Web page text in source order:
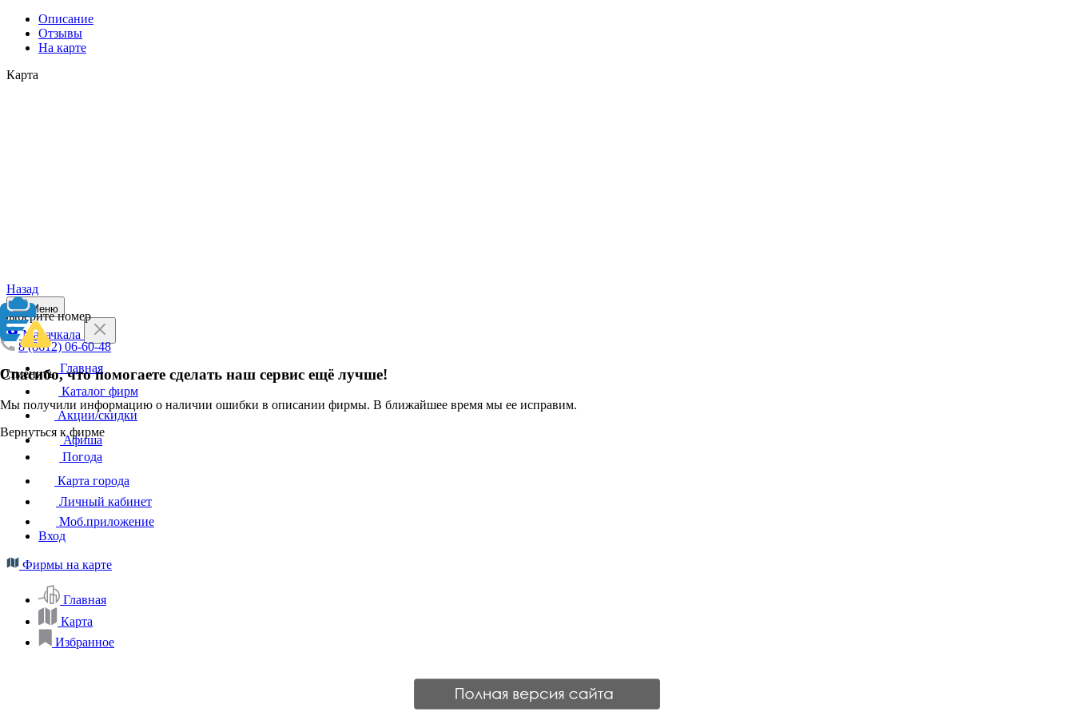
Описание
Отзывы
На карте
Карта
Назад
Выберите номер
8 (8612) 06-60-48
Отменить
Спасибо, что помогаете сделать наш сервис ещё лучше!
Мы получили информацию о наличии ошибки в описании фирмы. В ближайшее время мы ее исправим.
Вернуться к фирме
Меню
Махачкала
Главная
Каталог фирм
Акции/скидки
Афиша
Погода
Карта города
Личный кабинет
Моб.приложение
Вход
Фирмы на карте
Главная
Карта
Избранное